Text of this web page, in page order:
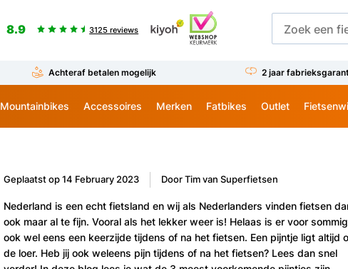
8.9 3125 reviews
Achteraf betalen mogelijk 2 jaar
Mountainbikes Accessoires Merken Fatbikes Outlet
Geplaatst op14 February 2023 Door Tim van Superfietsen
Nederland is een echt fietsland en wij als Nederlanders vinden fietsen
ook maar al te fijn. Vooral als het lekker weer is! Helaas is er voor
ook wel eens een keerzijde tijdens of na het fietsen. Een pijntje ligt altijd
de loer. Heb jij ook weleens pijn tijdens of na het fietsen? Lees dan snel